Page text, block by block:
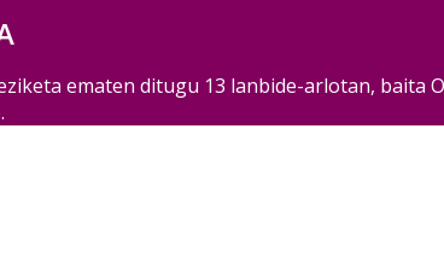
ematen ditugu 13 lanbide-arlotan, baita